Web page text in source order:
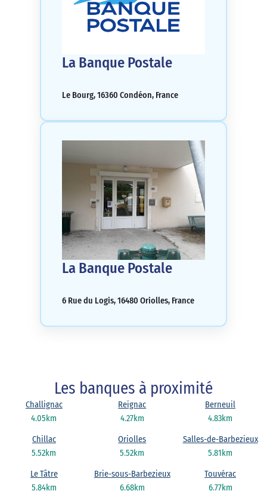
La Banque Postale
Le Bourg, 16360 Condéon, France
La Banque Postale
6 Rue du Logis, 16480 Oriolles, France
Les banques à proximité
4.05km
Challignac
4.27km
Reignac
4.83km
Berneuil
5.52km
Chillac
5.52km
Oriolles
5.81km
Salles-de-Barbezieux
5.84km
Le Tâtre
6.68km
Brie-sous-Barbezieux
6.77km
Touvérac